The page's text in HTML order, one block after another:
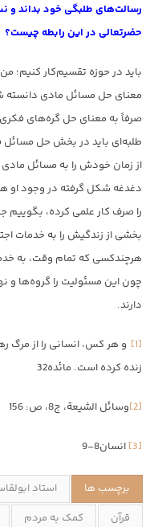
رسالت‌های طلبگی خود بداند و
حضرتعالی در این رابطه چیست؟
باید در حوزه تقسیم‌کار کنیم؛
معنای حل مسائل مادی دانسته
صرفاً به معنای حل گره‌های
طلبه‌ای باید در بخش حل مسائل
از زمان خودش را به مسائل مادی
دغدغه شکل گرفته در وجود او
را صرف کار علمی کرده،
بخشی از زندگیش را به خدمات
هرچندکسی که تمام وقت، به
چون این مسئولیت را گروه‌ها و
دارند.
[1]
و هر كس، انسانى را از مرگ
زنده كرده است‏. مائده32
[2] وسائل الشيعة، ج‏8، ص: 156
[3] انسان8-9
برچسب ها استاد
قرآن
کمک به مردم